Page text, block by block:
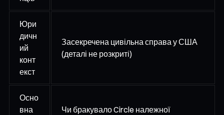
Юри
дичн
ий
конт
екст
Засекречена цивільна справа у США
(деталі не розкриті)
Осно
вна
Чи бракувало Circle належної